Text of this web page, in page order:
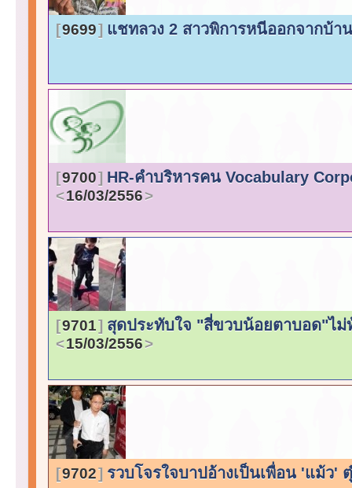
9699 แชทลวง 2 สาวพิการหนีออกจากบ้า
9700 HR-คำบริหารคน Vocabulary
16/03/2556
9701 สุดประทับใจ "สี่ขวบน้อยตาบอด"ไม่
15/03/2556
9702 รวบโจรใจบาปอ้างเป็นเพื่อน 'แม้ว'